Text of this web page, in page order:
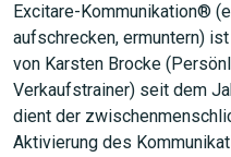
Excitare-Kommunikation®
aufschrecken, ermuntern)
von Karsten Brocke
Verkaufstrainer) seit dem
dient der
Aktivierung des